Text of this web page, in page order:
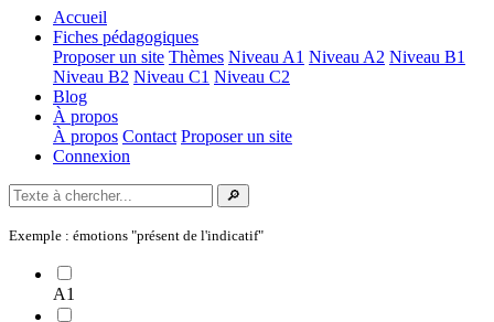
Accueil
Fiches pédagogiques
Proposer un site Thèmes Niveau A1 Niveau A2 Niveau B1
Niveau B2 Niveau C1 Niveau C2
Blog
À propos
À propos Contact Proposer un site
Connexion
🔎
Exemple : émotions "présent de l'indicatif"
A1